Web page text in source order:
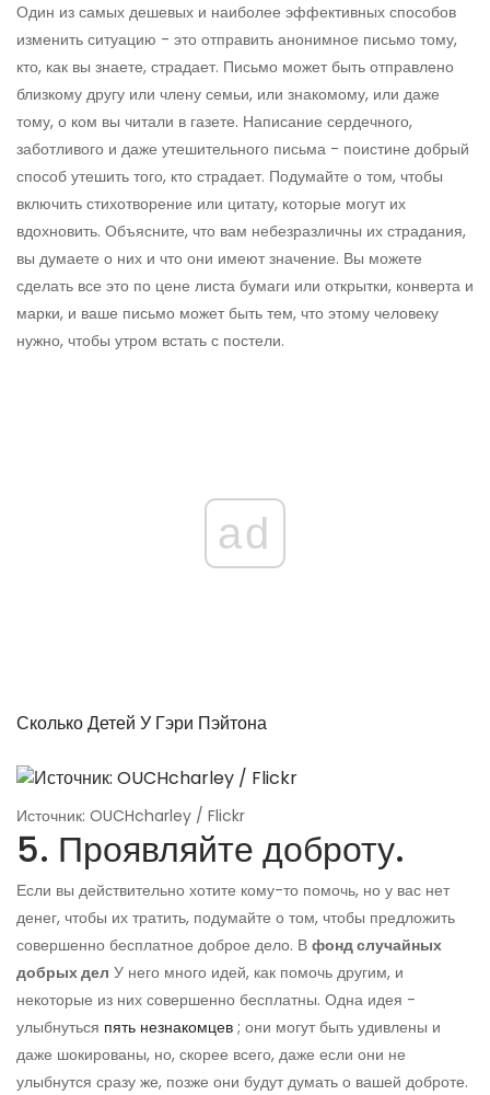
Один из самых дешевых и наиболее эффективных способов
изменить ситуацию - это отправить анонимное письмо тому,
кто, как вы знаете, страдает. Письмо может быть отправлено
близкому другу или члену семьи, или знакомому, или даже
тому, о ком вы читали в газете. Написание сердечного,
заботливого и даже утешительного письма - поистине добрый
способ утешить того, кто страдает. Подумайте о том, чтобы
включить стихотворение или цитату, которые могут их
вдохновить. Объясните, что вам небезразличны их страдания,
вы думаете о них и что они имеют значение. Вы можете
сделать все это по цене листа бумаги или открытки, конверта и
марки, и ваше письмо может быть тем, что этому человеку
нужно, чтобы утром встать с постели.
ad
Сколько Детей У Гэри Пэйтона
Источник: OUCHcharley / Flickr
5. Проявляйте доброту.
Если вы действительно хотите кому-то помочь, но у вас нет
денег, чтобы их тратить, подумайте о том, чтобы предложить
совершенно бесплатное доброе дело. В фонд случайных
добрых дел У него много идей, как помочь другим, и
некоторые из них совершенно бесплатны. Одна идея -
улыбнуться пять незнакомцев ; они могут быть удивлены и
даже шокированы, но, скорее всего, даже если они не
улыбнутся сразу же, позже они будут думать о вашей доброте.